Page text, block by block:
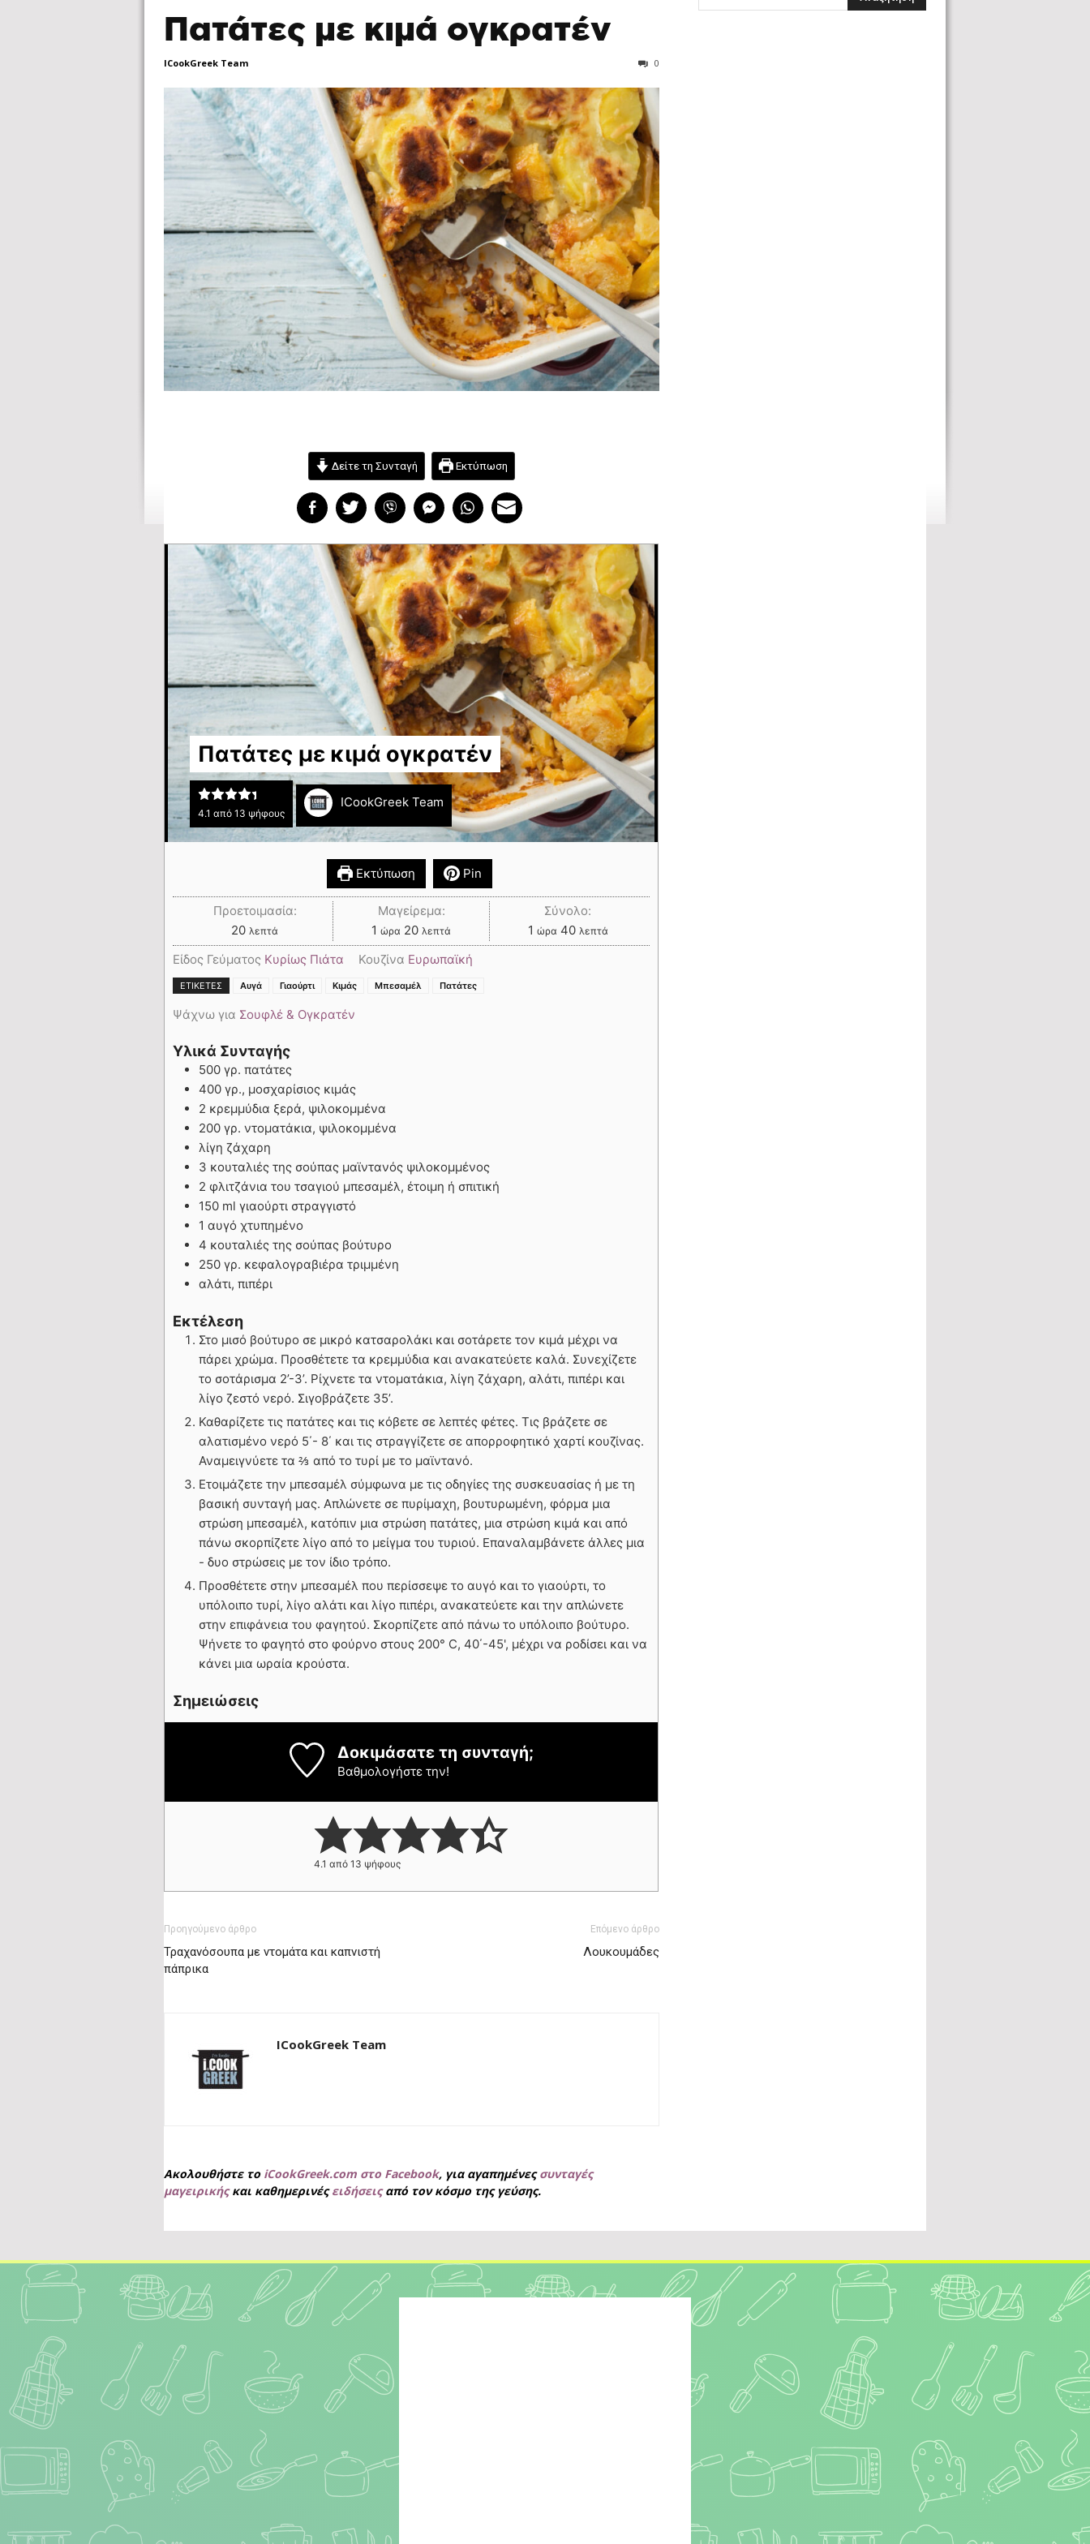
Πατάτες με κιμά ογκρατέν
ICookGreek Team 0
Δείτε τη Συνταγή Εκτύπωση
Πατάτες με κιμά ογκρατέν
4.1 από 13 ψήφους
ICookGreek Team
Εκτύπωση Pin
Προετοιμασία:
20 λεπτά
Μαγείρεμα:
1 ώρα 20 λεπτά
Σύνολο:
1 ώρα 40 λεπτά
Είδος Γεύματος Κυρίως Πιάτα Κουζίνα Ευρωπαϊκή
ΕΤΙΚΈΤΕΣ Αυγά Γιαούρτι Κιμάς Μπεσαμέλ Πατάτες
Ψάχνω για Σουφλέ & Ογκρατέν
Υλικά Συνταγής
500 γρ. πατάτες
400 γρ., μοσχαρίσιος κιμάς
2 κρεμμύδια ξερά, ψιλοκομμένα
200 γρ. ντοματάκια, ψιλοκομμένα
λίγη ζάχαρη
3 κουταλιές της σούπας μαϊντανός ψιλοκομμένος
2 φλιτζάνια του τσαγιού μπεσαμέλ, έτοιμη ή σπιτική
150 ml γιαούρτι στραγγιστό
1 αυγό χτυπημένο
4 κουταλιές της σούπας βούτυρο
250 γρ. κεφαλογραβιέρα τριμμένη
αλάτι, πιπέρι
Εκτέλεση
Στο μισό βούτυρο σε μικρό κατσαρολάκι και σοτάρετε τον κιμά μέχρι να
πάρει χρώμα. Προσθέτετε τα κρεμμύδια και ανακατεύετε καλά. Συνεχίζετε
το σοτάρισμα 2’-3’. Ρίχνετε τα ντοματάκια, λίγη ζάχαρη, αλάτι, πιπέρι και
λίγο ζεστό νερό. Σιγοβράζετε 35’.
Καθαρίζετε τις πατάτες και τις κόβετε σε λεπτές φέτες. Τις βράζετε σε
αλατισμένο νερό 5΄- 8΄ και τις στραγγίζετε σε απορροφητικό χαρτί κουζίνας.
Αναμειγνύετε τα ⅔ από το τυρί με το μαϊντανό.
Ετοιμάζετε την μπεσαμέλ σύμφωνα με τις οδηγίες της συσκευασίας ή με τη
βασική συνταγή μας. Απλώνετε σε πυρίμαχη, βουτυρωμένη, φόρμα μια
στρώση μπεσαμέλ, κατόπιν μια στρώση πατάτες, μια στρώση κιμά και από
πάνω σκορπίζετε λίγο από το μείγμα του τυριού. Επαναλαμβάνετε άλλες μια
- δυο στρώσεις με τον ίδιο τρόπο.
Προσθέτετε στην μπεσαμέλ που περίσσεψε το αυγό και το γιαούρτι, το
υπόλοιπο τυρί, λίγο αλάτι και λίγο πιπέρι, ανακατεύετε και την απλώνετε
στην επιφάνεια του φαγητού. Σκορπίζετε από πάνω το υπόλοιπο βούτυρο.
Ψήνετε το φαγητό στο φούρνο στους 200° C, 40΄-45', μέχρι να ροδίσει και να
κάνει μια ωραία κρούστα.
Σημειώσεις
Δοκιμάσατε τη συνταγή;
Βαθμολογήστε την!
4.1 από13 ψήφους
Προηγούμενο άρθρο
Τραχανόσουπα με ντομάτα και καπνιστή
πάπρικα
Επόμενο άρθρο
Λουκουμάδες
ICookGreek Team
Ακολουθήστε το iCookGreek.com στο Facebook, για αγαπημένεςσυνταγές
μαγειρικήςκαι καθημερινέςειδήσειςαπό τον κόσμο της γεύσης.